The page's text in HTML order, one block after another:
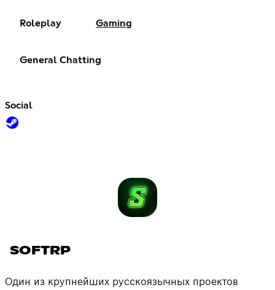
Roleplay Gaming
General Chatting
Social
SOFTRP
Один из крупнейших русскоязычных проектов